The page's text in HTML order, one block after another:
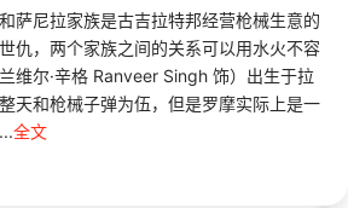
尼拉家族是古吉拉特邦经营枪械生意的
仇，两个家族之间的关系可以用水火不容
维尔·辛格 Ranveer Singh 饰）出生于拉
天和枪械子弹为伍，但是罗摩实际上是一
全文